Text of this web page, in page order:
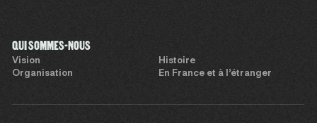
QUI SOMMES-NOUS
Vision
Histoire
Organisation
En France et à l’étranger